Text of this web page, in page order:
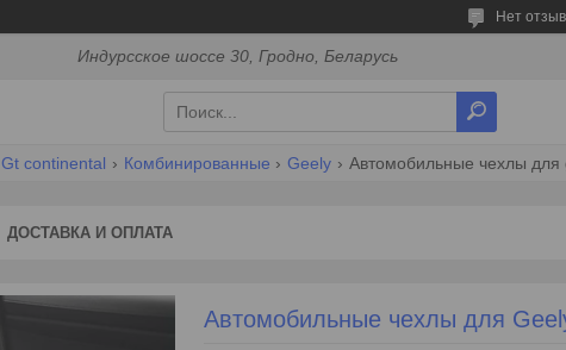
Нет
Индурсское шоссе 30, Гродно, Беларусь
Gt continental Комбинированные Geely Автомобильные чехлы
ДОСТАВКА И ОПЛАТА
Автомобильные чехлы для